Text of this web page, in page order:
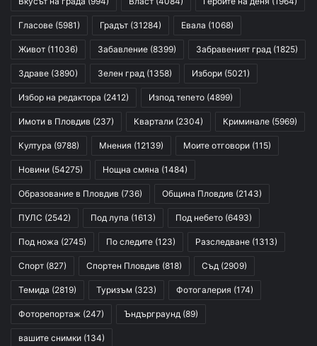
Гласове (5981) Градът (31284) Евала (1068)
Живот (11036) Забавление (8399) Забравеният град (1825)
Здраве (3890) Зелен град (1358) Избори (5021)
Избор на редактора (2412) Изпод тепето (4899)
Имоти в Пловдив (237) Квартали (2304) Криминале (5969)
Култура (9788) Мнения (12139) Моите отговори (115)
Новини (54275) Нощна смяна (1484)
Образование в Пловдив (736) Община Пловдив (2143)
ПУЛС (2542) Под лупа (1613) Под небето (6493)
Под ножа (2745) По следите (123) Разследване (1313)
Спорт (827) Спортен Пловдив (818) Съд (2909)
Темида (2819) Туризъм (323) Фотогалерия (174)
Фоторепортаж (247) Ъндърграунд (89)
вашите снимки (134)